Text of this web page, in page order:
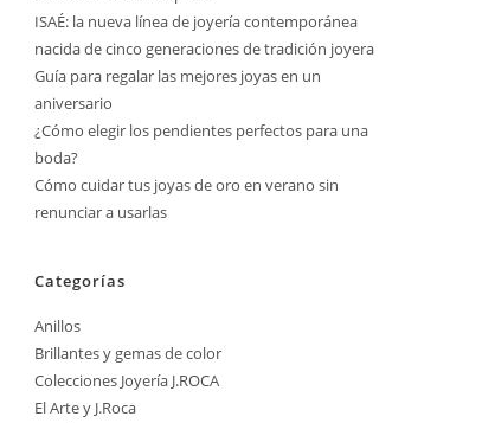
ISAÉ: la nueva línea de joyería contemporánea
nacida de cinco generaciones de tradición joyera
Guía para regalar las mejores joyas en un
aniversario
¿Cómo elegir los pendientes perfectos para una
boda?
Cómo cuidar tus joyas de oro en verano sin
renunciar a usarlas
Categorías
Anillos
Brillantes y gemas de color
Colecciones Joyería J.ROCA
El Arte y J.Roca